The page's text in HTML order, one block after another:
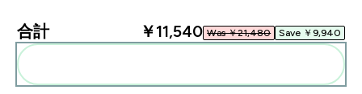
合計 ￥11,540‎ Was ￥21,480‎ Save ￥9,940‎